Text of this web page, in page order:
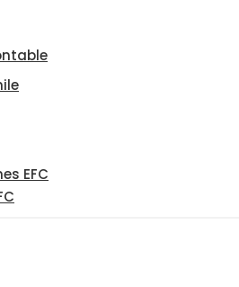
EFC